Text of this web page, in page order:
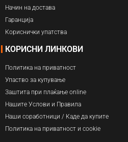
Начин на достава
Гаранција
Кориснички упатства
КОРИСНИ ЛИНКОВИ
Политика на приватност
Упаство за купување
Заштита при плаќање online
Нашите Услови и Правила
Наши соработници / Каде да купите
Политика на приватност и cookie